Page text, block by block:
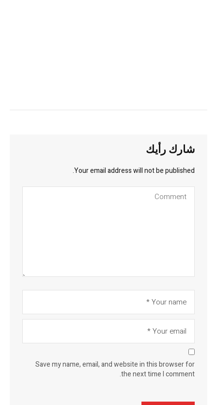
شارك رأيك
Your email address will not be published.
Save my name, email, and website in this browser for
the next time I comment.